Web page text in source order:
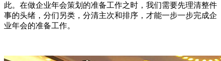
此。在做企业年会策划的准备工作之时，我们需要先理清整件
事的头绪，分们另类，分清主次和排序，才能一步一步完成企
业年会的准备工作。